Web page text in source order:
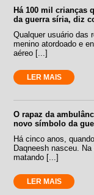
Há 100 mil crianças
da guerra síria, diz
Qualquer usuário das
menino atordoado e
aéreo [...]
LER MAIS
O rapaz da
novo símbolo da
Há cinco anos,
Daqneesh nasceu.
matando [...]
LER MAIS